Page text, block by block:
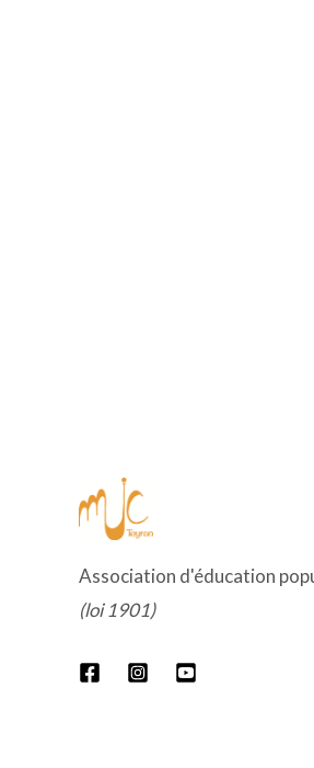
Association d'éducation
(loi 1901)